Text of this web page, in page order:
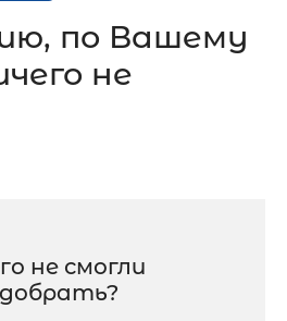
по Вашему
не
не смогли